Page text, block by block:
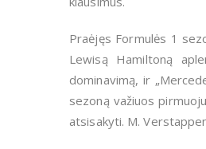
Praėjęs Formulės 1
Lewisą Hamiltoną
dominavimą, ir
sezoną važiuos
atsisakyti. M.